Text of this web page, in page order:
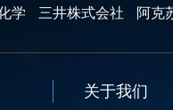
学 三井株式会社 阿克
关于我们